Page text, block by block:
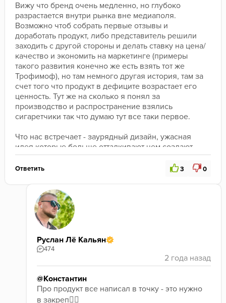
Вижу что бренд очень медленно, но глубоко
разрастается внутри рынка вне медиаполя.
Возможно чтоб собрать первые отзывы и
доработать продукт, либо представитель решили
заходить с другой стороны и делать ставку на цена/
качество и экономить на маркетинге (примеры
такого развития конечно же есть взять тот же
Трофимоф), но там немного другая история, там за
счет того что продукт в дефиците возрастает его
ценность. Тут же на сколько я понял за
производство и распространение взялись
сигаретчики так что думаю тут все таки первое.
Что нас встречает - заурядный дизайн, ужасная
идея которые больше отталкивают чем создают
желание это купить.
Что мы видим открыв банку - у табака достаточно
похоже на первые партии Дафта или Мастхэв.
Что мы слышим в аромате - если вы знаете что
такое переаром то тут он x3. Сама по себе
ароматика хорошая клубника конфетная +
земляника , малины тут я не уловил. Еще не курив
на влю комнату стоял запах Клубнично-
земляничного варения. хорошо это или плохо
При курении данного аромата меня не отпускало
впечатление что я курю вейп у которого еще
испаритель троит и плюется жижей тебе в рот.
Ответить 3 0
Руслан Лё Кальян
474
@Константин
Про продукт все написал в точку - это нужно
в закреп👍🏽